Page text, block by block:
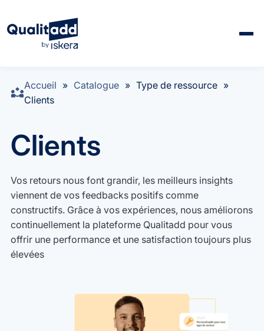
Accueil » Catalogue » Type de ressource »
Clients
Clients
Vos retours nous font grandir, les meilleurs insights
viennent de vos feedbacks positifs comme
constructifs. Grâce à vos expériences, nous améliorons
continuellement la plateforme Qualitadd pour vous
offrir une performance et une satisfaction toujours plus
élevées